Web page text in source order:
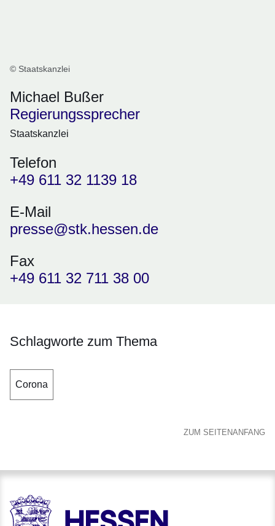
© Staatskanzlei
Michael Bußer
Regierungssprecher
Staatskanzlei
Telefon
+49 611 32 1139 18
E-Mail
presse@stk.hessen.de
Fax
+49 611 32 711 38 00
Schlagworte zum Thema
Corona
ZUM SEITENANFANG